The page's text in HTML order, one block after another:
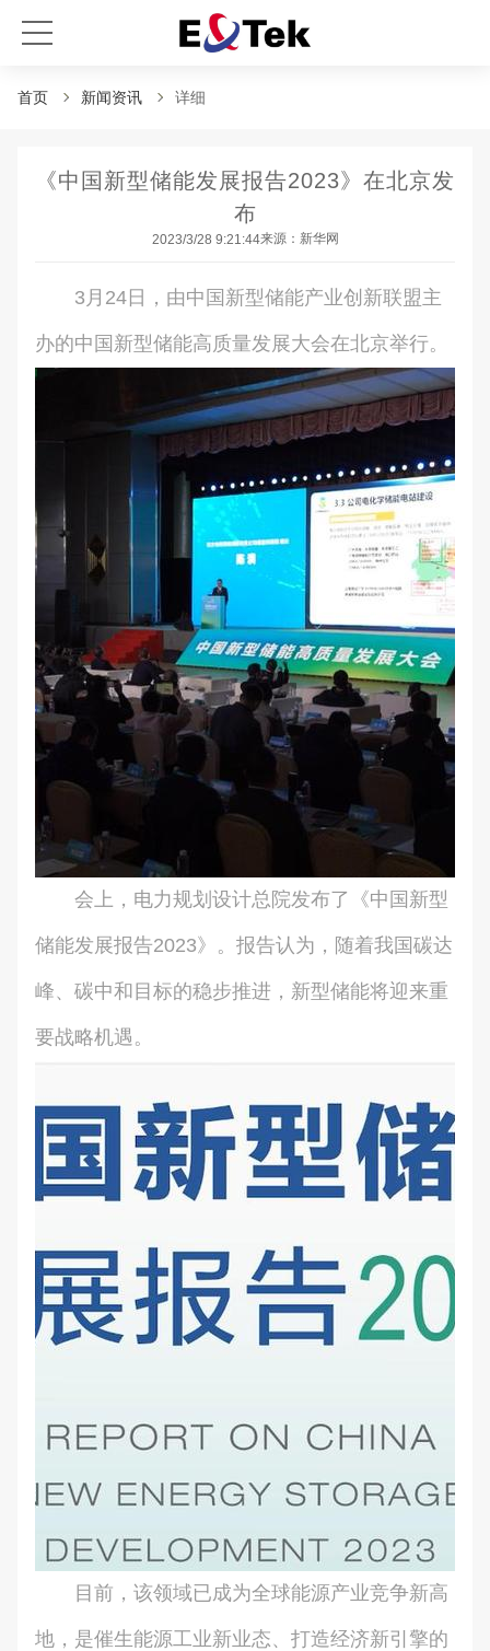
首页 新闻资讯 详细
《中国新型储能发展报告2023》在北京发
布
2023/3/28 9:21:44来源：新华网
3月24日，由中国新型储能产业创新联盟主
办的中国新型储能高质量发展大会在北京举行。
会上，电力规划设计总院发布了《中国新型
储能发展报告2023》。报告认为，随着我国碳达
峰、碳中和目标的稳步推进，新型储能将迎来重
要战略机遇。
目前，该领域已成为全球能源产业竞争新高
地，是催生能源工业新业态、打造经济新引擎的